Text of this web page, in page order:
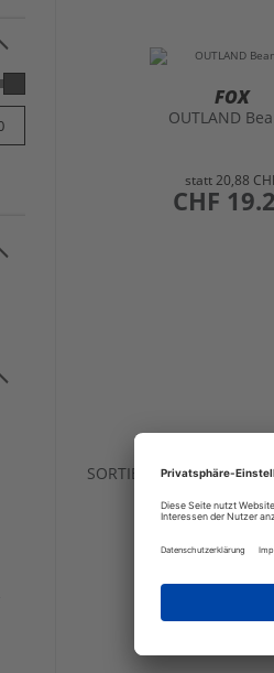
FOX
OUTLAND
statt 20,88
preis
CHF
SORTIEREN